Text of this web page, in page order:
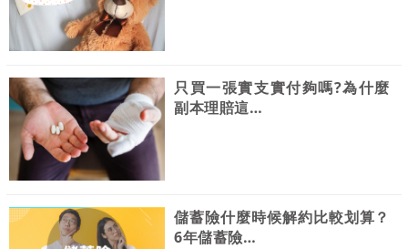
只買一張實支實付夠嗎?為什麼
副本理賠這…
儲蓄險什麼時候解約比較划算？
6年儲蓄險…